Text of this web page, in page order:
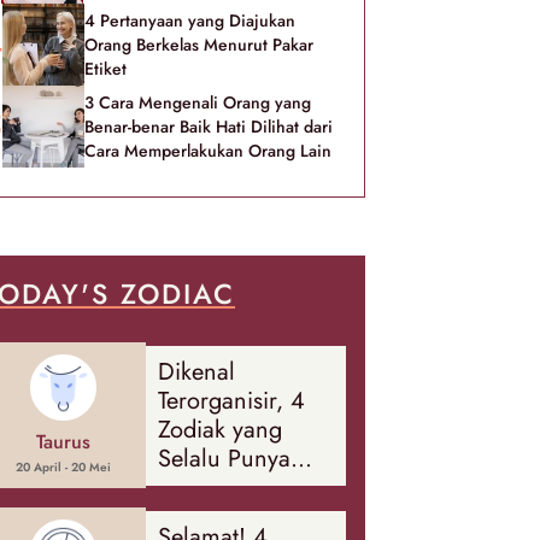
4 Pertanyaan yang Diajukan
Orang Berkelas Menurut Pakar
Etiket
3 Cara Mengenali Orang yang
Benar-benar Baik Hati Dilihat dari
Cara Memperlakukan Orang Lain
ZODIAC
Taurus
20 April - 20 Mei
Dikenal
Terorganisir, 4
Zodiak yang
Selalu Punya
Rencana
Cadangan Soal